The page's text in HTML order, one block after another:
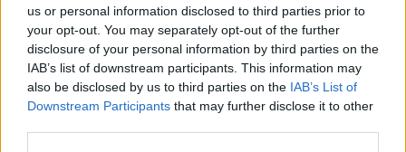
us or personal information disclosed to third parties prior to
your opt-out. You may separately opt-out of the further
disclosure of your personal information by third parties on the
IAB’s list of downstream participants. This information may
also be disclosed by us to third parties on the IAB’s List of
Downstream Participants that may further disclose it to other
Attenzione inoltre nella giornata di sabato 31 luglio a Viano, dove
dal pomeriggio nel centro abitato la Sp 7 (tra via Ferrari e via
Ferrarini e tra via Ferrarini e via Roma) e la Sp 98
(dall’intersezione con la Sp 7 all’intersezione con via Casella)